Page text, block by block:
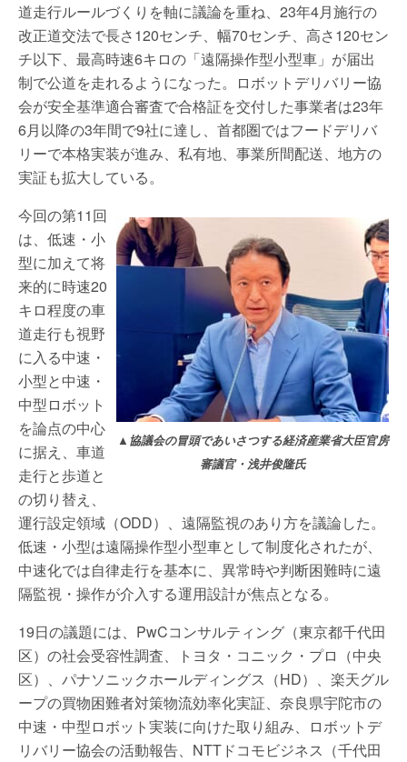
道走行ルールづくりを軸に議論を重ね、23年4月施行の
改正道交法で長さ120センチ、幅70センチ、高さ120セン
チ以下、最高時速6キロの「遠隔操作型小型車」が届出
制で公道を走れるようになった。ロボットデリバリー協
会が安全基準適合審査で合格証を交付した事業者は23年
6月以降の3年間で9社に達し、首都圏ではフードデリバ
リーで本格実装が進み、私有地、事業所間配送、地方の
実証も拡大している。
▲協議会の冒頭であいさつする経済産業省大臣官房
審議官・浅井俊隆氏
今回の第11回
は、低速・小
型に加えて将
来的に時速20
キロ程度の車
道走行も視野
に入る中速・
小型と中速・
中型ロボット
を論点の中心
に据え、車道
走行と歩道と
の切り替え、
運行設定領域（ODD）、遠隔監視のあり方を議論した。
低速・小型は遠隔操作型小型車として制度化されたが、
中速化では自律走行を基本に、異常時や判断困難時に遠
隔監視・操作が介入する運用設計が焦点となる。
19日の議題には、PwCコンサルティング（東京都千代田
区）の社会受容性調査、トヨタ・コニック・プロ（中央
区）、パナソニックホールディングス（HD）、楽天グル
ープの買物困難者対策物流効率化実証、奈良県宇陀市の
中速・中型ロボット実装に向けた取り組み、ロボットデ
リバリー協会の活動報告、NTTドコモビジネス（千代田